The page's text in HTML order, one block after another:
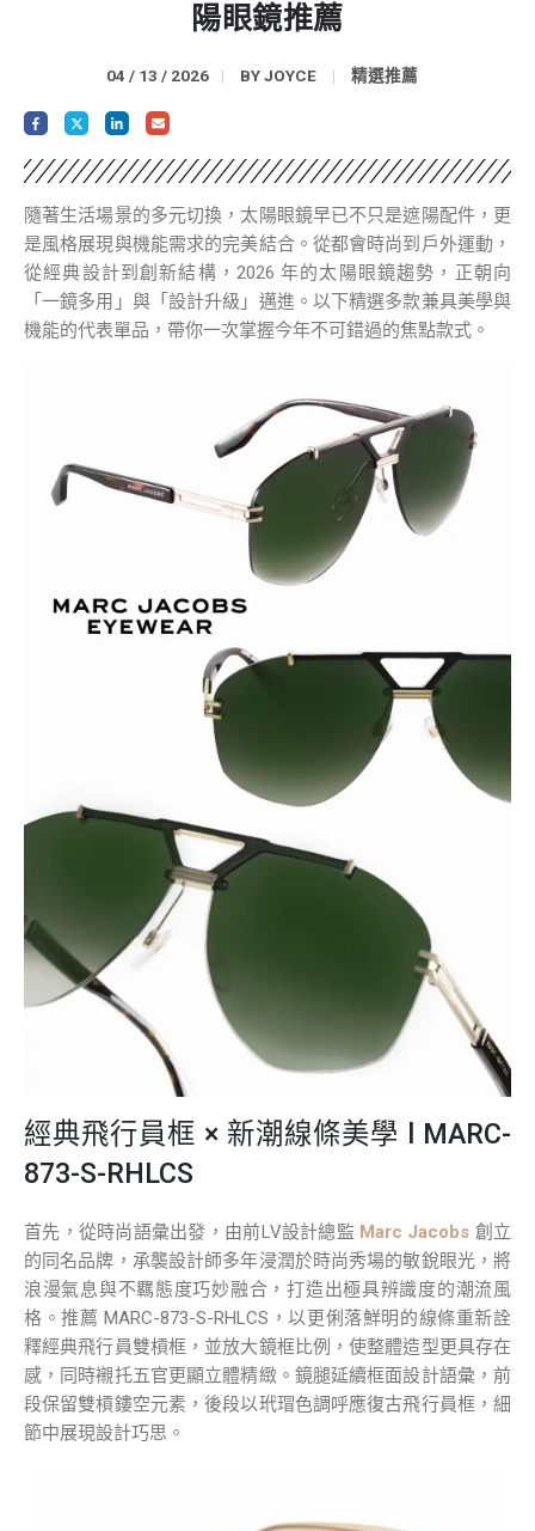
陽眼鏡推薦
04 / 13 / 2026 BY JOYCE 精選推薦
隨著生活場景的多元切換，太陽眼鏡早已不只是遮陽配件，更
是風格展現與機能需求的完美結合。從都會時尚到戶外運動，
從經典設計到創新結構，2026 年的太陽眼鏡趨勢，正朝向
「一鏡多用」與「設計升級」邁進。以下精選多款兼具美學與
機能的代表單品，帶你一次掌握今年不可錯過的焦點款式。
經典飛行員框 × 新潮線條美學 l MARC-
873-S-RHLCS
首先，從時尚語彙出發，由前LV設計總監 Marc Jacobs 創立
的同名品牌，承襲設計師多年浸潤於時尚秀場的敏銳眼光，將
浪漫氣息與不羈態度巧妙融合，打造出極具辨識度的潮流風
格。推薦 MARC-873-S-RHLCS，以更俐落鮮明的線條重新詮
釋經典飛行員雙槓框，並放大鏡框比例，使整體造型更具存在
感，同時襯托五官更顯立體精緻。鏡腿延續框面設計語彙，前
段保留雙槓鏤空元素，後段以玳瑁色調呼應復古飛行員框，細
節中展現設計巧思。